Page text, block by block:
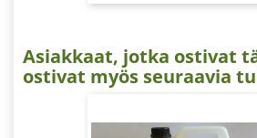
Asiakkaat, jotka ostivat
ostivat myös seuraavia